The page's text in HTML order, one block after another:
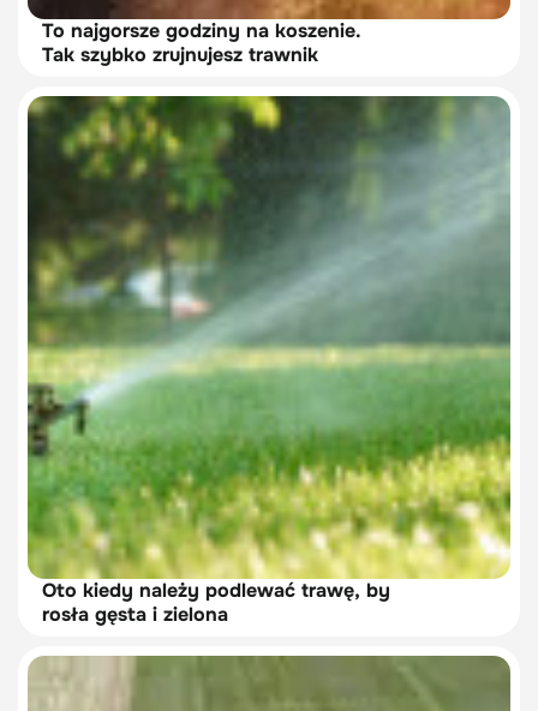
To najgorsze godziny na koszenie.
Tak szybko zrujnujesz trawnik
Oto kiedy należy podlewać trawę, by
rosła gęsta i zielona